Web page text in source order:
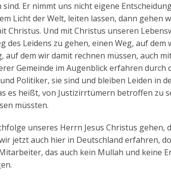
Er nimmt uns nicht eigene
Licht der Welt, leiten lassen, dann gehen
Christus. Und mit Christus unseren
des Leidens zu gehen, einen Weg, auf dem
dem wir damit rechnen müssen, auch
Gemeinde im Augenblick erfahren durch
Politiker, sie sind und bleiben Leiden in
es heißt, von Justizirrtümern betroffen zu
müssten.
unseres Herrn Jesus Christus gehen,
jetzt auch hier in Deutschland erfahren,
das auch kein Mullah und keine